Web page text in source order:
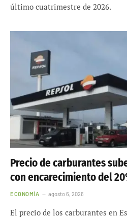
último cuatrimestre de 2026.
Precio de carburantes
con encarecimiento del
ECONOMÍA agosto 6, 2026
El precio de los carburantes en